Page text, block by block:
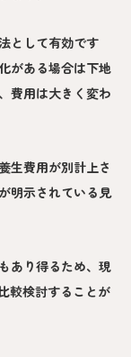
として有効です
がある場合は下地
費用は大きく変わ
生費用が別計上さ
明示されている見
あり得るため、現
較検討することが